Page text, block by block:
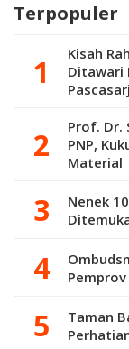
Terpopuler
Kisah
Ditawari
Prof. Dr.
PNP,
Material
Nenek
Taman